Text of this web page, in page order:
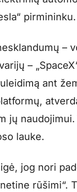
pirmininku.
–
–
ant
jų
lauke.
jog nori
rūšimi“.